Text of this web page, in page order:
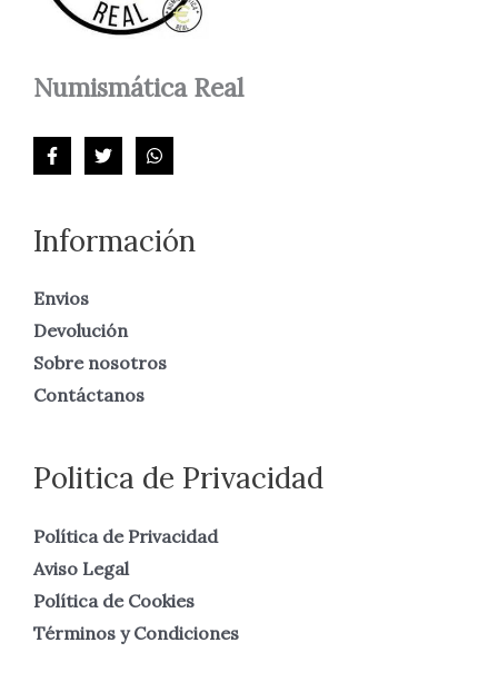
NumismáticaReal
Información
Envios
Devolución
Sobre nosotros
Contáctanos
Politica de Privacidad
Política de Privacidad
Aviso Legal
Política de Cookies
Términos y Condiciones